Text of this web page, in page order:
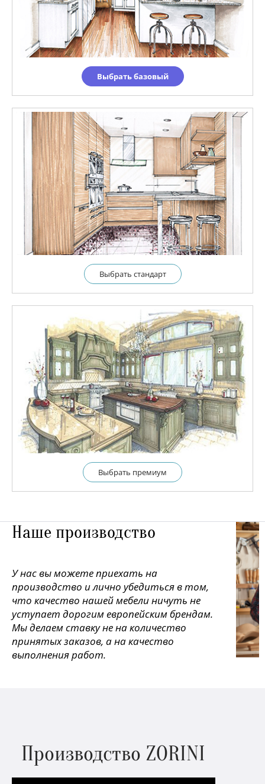
Выбрать базовый
Выбрать cтандарт
Выбрать премиум
Наше производство
У нас вы можете приехать на
производство и лично убедиться в том,
что качество нашей мебели ничуть не
уступает дорогим европейским брендам.
Мы делаем ставку не на количество
принятых заказов, а на качество
выполнения работ.
Производство ZORINI